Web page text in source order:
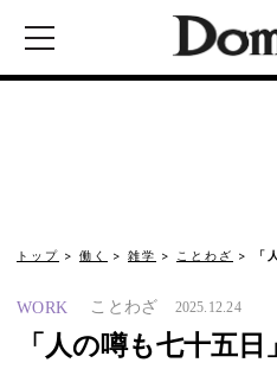
トップ 働く 雑学 ことわざ 「
WORK ことわざ 2025.12.24
「人の噂も七十五